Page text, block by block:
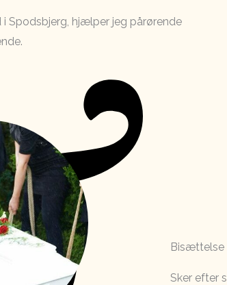
Spodsbjerg, hjælper jeg pårørende
Bisættelse
Sker efter